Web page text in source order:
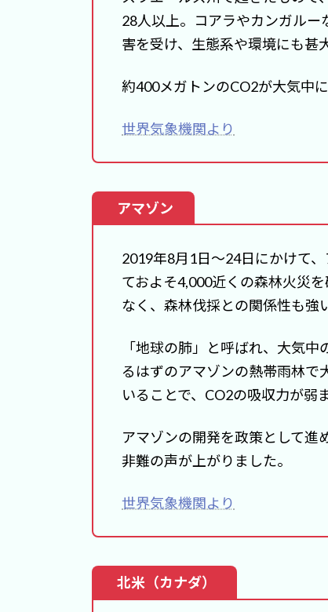
28人以上。コアラやカンガル
害を受け、生態系や環境にも甚
約400メガトンのCO2が大気中に
世界気象機関より
アマゾン
2019年8月1日～24日にかけて
ておよそ4,000近くの森林火災
なく、森林伐採との関係性も強
「地球の肺」と呼ばれ、大気
るはずのアマゾンの熱帯雨林で
いることで、CO2の吸収力が弱
アマゾンの開発を政策として進
非難の声が上がりました。
世界気象機関より
北米（カナダ）